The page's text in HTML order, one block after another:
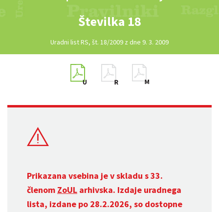
Številka 18
Uradni list RS, št. 18/2009 z dne 9. 3. 2009
Prikazana vsebina je v skladu s 33.
členom ZoUL arhivska. Izdaje uradnega
lista, izdane po 28.2.2026, so dostopne